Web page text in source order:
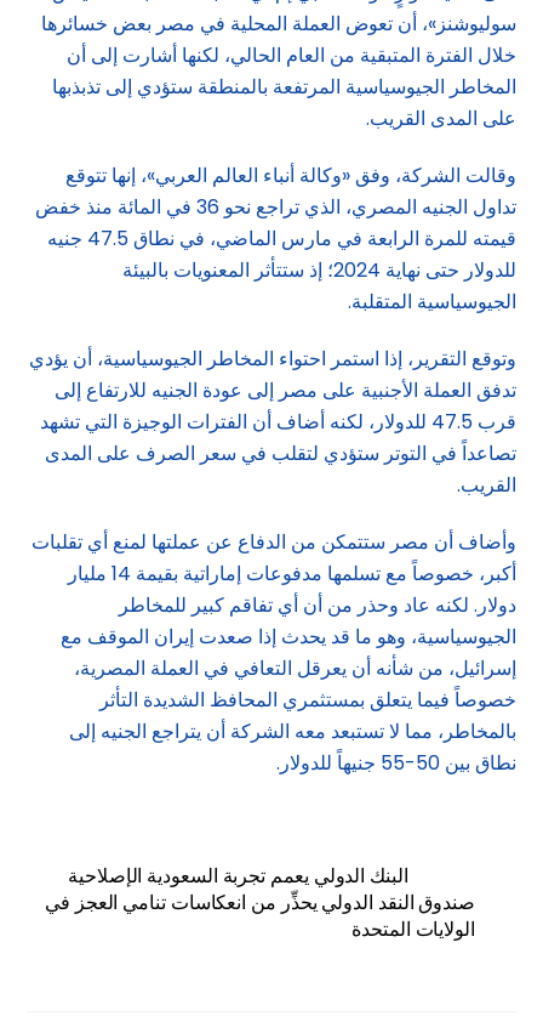
سوليوشنز»، أن تعوض العملة المحلية في مصر بعض خسائرها
خلال الفترة المتبقية من العام الحالي، لكنها أشارت إلى أن
المخاطر الجيوسياسية المرتفعة بالمنطقة ستؤدي إلى تذبذبها
على المدى القريب.
وقالت الشركة، وفق «وكالة أنباء العالم العربي»، إنها تتوقع
تداول الجنيه المصري، الذي تراجع نحو 36 في المائة منذ خفض
قيمته للمرة الرابعة في مارس الماضي، في نطاق 47.5 جنيه
للدولار حتى نهاية 2024؛ إذ ستتأثر المعنويات بالبيئة
الجيوسياسية المتقلبة.
وتوقع التقرير، إذا استمر احتواء المخاطر الجيوسياسية، أن يؤدي
تدفق العملة الأجنبية على مصر إلى عودة الجنيه للارتفاع إلى
قرب 47.5 للدولار، لكنه أضاف أن الفترات الوجيزة التي تشهد
تصاعداً في التوتر ستؤدي لتقلب في سعر الصرف على المدى
القريب.
وأضاف أن مصر ستتمكن من الدفاع عن عملتها لمنع أي تقلبات
أكبر، خصوصاً مع تسلمها مدفوعات إماراتية بقيمة 14 مليار
دولار. لكنه عاد وحذر من أن أي تفاقم كبير للمخاطر
الجيوسياسية، وهو ما قد يحدث إذا صعدت إيران الموقف مع
إسرائيل، من شأنه أن يعرقل التعافي في العملة المصرية،
خصوصاً فيما يتعلق بمستثمري المحافظ الشديدة التأثر
بالمخاطر، مما لا تستبعد معه الشركة أن يتراجع الجنيه إلى
نطاق بين 50-55 جنيهاً للدولار.
البنك الدولي يعمم تجربة السعودية الإصلاحية
صندوق النقد الدولي يحذِّر من انعكاسات تنامي العجز في
الولايات المتحدة